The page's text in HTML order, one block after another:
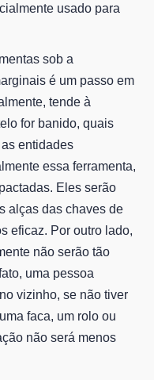
usado para
sob a
é um passo em
tende à
for banido, quais
entidades
essa ferramenta,
Eles serão
alças das chaves de
eficaz. Por outro lado,
não serão tão
uma pessoa
vizinho, se não tiver
faca, um rolo ou
não será menos